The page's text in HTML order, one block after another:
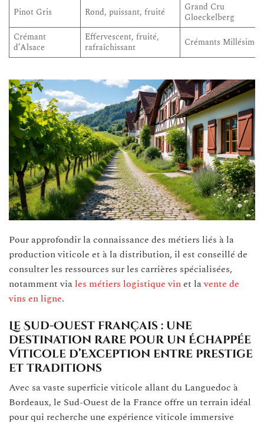
Pinot Gris
Rond, puissant, fruité
Grand Cru
Gloeckelberg
Crémant
d’Alsace
Effervescent, fruité,
rafraîchissant
Crémants Millésimés
Pour approfondir la connaissance des métiers liés à la
production viticole et à la distribution, il est conseillé de
consulter les ressources sur les carrières spécialisées,
notamment via les métiers logistique vinet lavente de
vins en ligne.
Le Sud-Ouest français : une
destination rare pour un Échappée
Viticole d’Exception entre prestige
et traditions
Avec sa vaste superficie viticole allant du Languedoc à
Bordeaux, le Sud-Ouest de la France offre un terrain idéal
pour qui recherche une expérience viticole immersive